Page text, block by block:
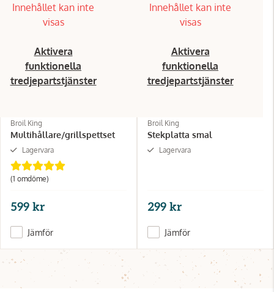
Innehållet kan inte
visas
Aktivera
funktionella
tredjepartstjänster
Broil King
Multihållare/grillspettset
Lagervara
(1 omdöme)
599 kr
Jämför
Innehållet kan inte
visas
Aktivera
funktionella
tredjepartstjänster
Broil King
Stekplatta smal
Lagervara
299 kr
Jämför